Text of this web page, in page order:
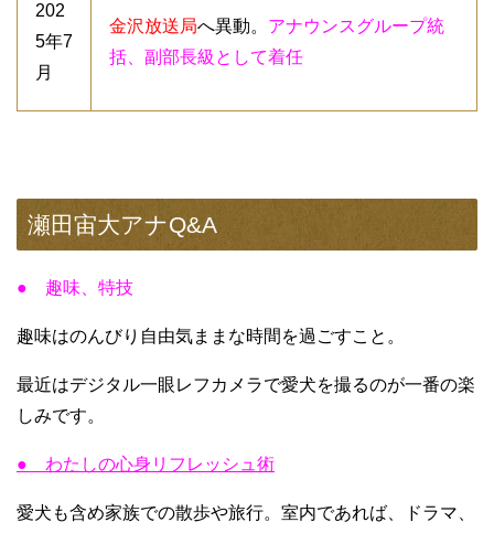
202
5年7
月
金沢放送局へ異動。 アナウンスグループ統
括、副部長級として着任
瀬田宙大アナQ&A
● 趣味、特技
趣味はのんびり自由気ままな時間を過ごすこと。
最近はデジタル一眼レフカメラで愛犬を撮るのが一番の楽
しみです。
● わたしの心身リフレッシュ術
愛犬も含め家族での散歩や旅行。室内であれば、ドラマ、